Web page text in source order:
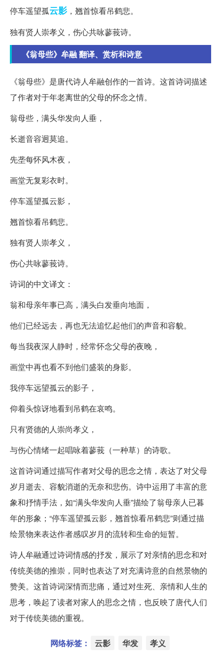
停车遥望孤云影 ，翘首惊看吊鹤悲。
独有贤人崇孝义，伤心共咏蓼莪诗。
《翁母些》牟融 翻译、赏析和诗意
《翁母些》是唐代诗人牟融创作的一首诗。这首诗词描述
了作者对于年老离世的父母的怀念之情。
翁母些，满头华发向人垂，
长逝音容迥莫追。
先垄每怀风木夜，
画堂无复彩衣时。
停车遥望孤云影，
翘首惊看吊鹤悲。
独有贤人崇孝义，
伤心共咏蓼莪诗。
诗词的中文译文：
翁和母亲年事已高，满头白发垂向地面，
他们已经远去，再也无法追忆起他们的声音和容貌。
每当我夜深人静时，经常怀念父母的夜晚，
画堂中再也看不到他们盛装的身影。
我停车远望孤云的影子，
仰着头惊讶地看到吊鹤在哀鸣。
只有贤德的人崇尚孝义，
与伤心情绪一起唱咏着蓼莪（一种草）的诗歌。
这首诗词通过描写作者对父母的思念之情，表达了对父母
岁月逝去、容貌消逝的无奈和悲伤。诗中运用了丰富的意
象和抒情手法，如“满头华发向人垂”描绘了翁母亲人已暮
年的形象；“停车遥望孤云影，翘首惊看吊鹤悲”则通过描
绘景物来表达作者感叹岁月的流转和生命的短暂。
诗人牟融通过诗词情感的抒发，展示了对亲情的思念和对
传统美德的推崇，同时也表达了对充满诗意的自然景物的
赞美。这首诗词深情而悲痛，通过对生死、亲情和人生的
思考，唤起了读者对家人的思念之情，也反映了唐代人们
对于传统美德的重视。
网络标签： 云影 华发 孝义